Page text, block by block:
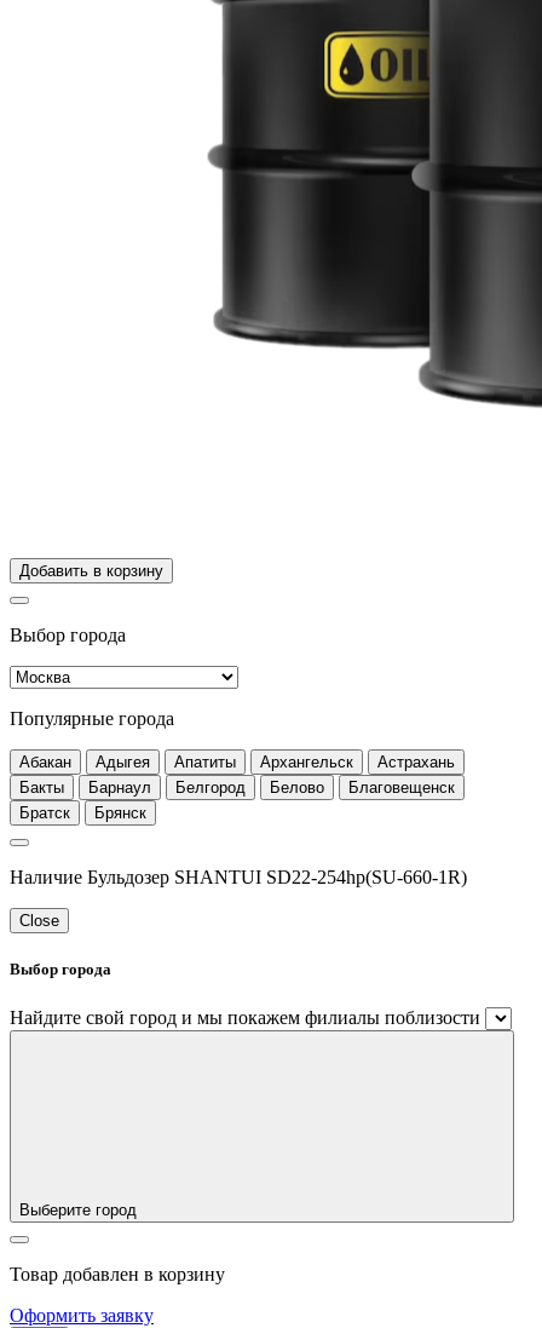
Добавить в корзину
Выбор города
Популярные города
Абакан Адыгея Апатиты Архангельск
Астрахань
Бакты
Барнаул Белгород Белово
Благовещенск
Братск
Брянск
Наличие Бульдозер SHANTUI SD22-254hp(SU-660-1R)
Close
Выбор города
Найдите свой город и мы покажем филиалы поблизости
Выберите город
Товар добавлен в корзину
Оформить заявку